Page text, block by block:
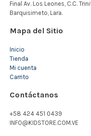
Mapa del Sitio
Inicio
Tienda
Mi cuenta
Carrito
Contáctanos
+58 424 451 0439
INFO@KIDSTORE.COM.VE